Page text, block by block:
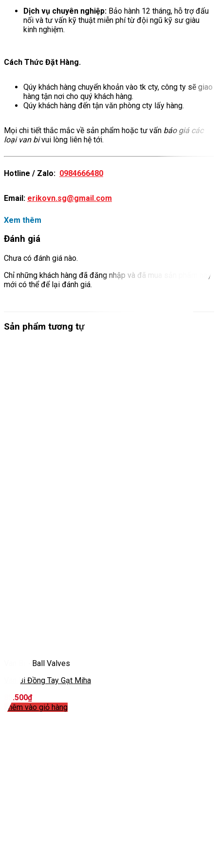
Dịch vụ chuyên nghiệp: Bảo hành 12 tháng, hỗ trợ đấu
nối và tư vấn kỹ thuật miễn phí từ đội ngũ kỹ sư giàu
kinh nghiệm.
Cách Thức Đặt Hàng.
Qúy khách hàng chuyển khoản vào tk cty, công ty sẽ giao
hàng tận nơi cho quý khách hàng.
Qúy khách hàng đến tận văn phòng cty lấy hàng.
Mọi chi tiết thắc mắc về sản phẩm hoặc tư vấn báo giá các
loại van bivui lòng liên hệ tới.
Hotline / Zalo: 0984666480
Email: erikovn.sg@gmail.com
Xem thêm
Đánh giá
Chưa có đánh giá nào.
Chỉ những khách hàng đã đăng nhập và đã mua sản phẩm này
mới có thể để lại đánh giá.
Sản phẩm tương tự
Van Bi - Ball Valves
Van Bi Đồng Tay Gạt Miha
85.500₫
Thêm vào giỏ hàng